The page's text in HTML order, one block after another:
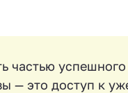
частью успешного
— это доступ к